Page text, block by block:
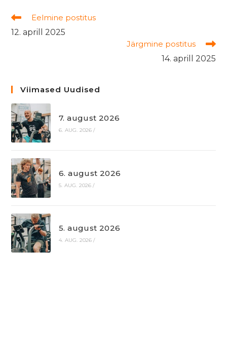
Read
articles
Eelmine postitus
12. aprill 2025
Järgmine postitus
14. aprill 2025
Viimased Uudised
7. august 2026
6. AUG. 2026 /
6. august 2026
5. AUG. 2026 /
5. august 2026
4. AUG. 2026 /